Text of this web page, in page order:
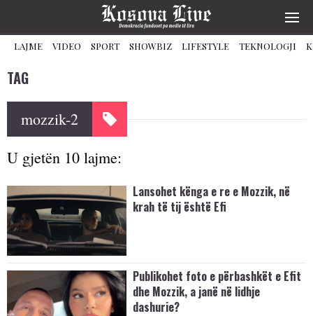
LAJME VIDEO SPORT SHOWBIZ LIFESTYLE TEKNOLOGJI
TAG
mozzik-2
U gjetën 10 lajme:
Lansohet kënga e re e Mozzik, në
krah të tij është Efi
Publikohet foto e përbashkët e Efit
dhe Mozzik, a janë në lidhje
dashurie?